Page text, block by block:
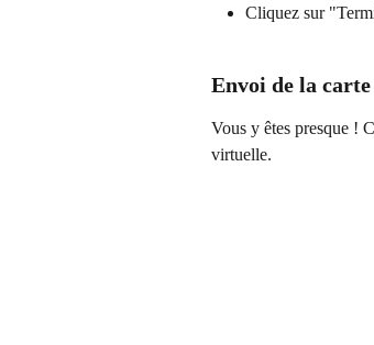
Cliquez sur
Envoi de la
Vous y êtes presque !
virtuelle.